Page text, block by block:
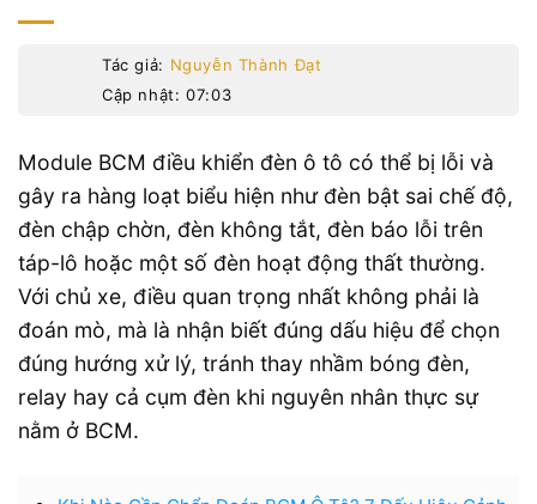
Tác giả: Nguyễn Thành Đạt
Cập nhật: 07:03
Module BCM điều khiển đèn ô tô có thể bị lỗi và
gây ra hàng loạt biểu hiện như đèn bật sai chế độ,
đèn chập chờn, đèn không tắt, đèn báo lỗi trên
táp-lô hoặc một số đèn hoạt động thất thường.
Với chủ xe, điều quan trọng nhất không phải là
đoán mò, mà là nhận biết đúng dấu hiệu để chọn
đúng hướng xử lý, tránh thay nhầm bóng đèn,
relay hay cả cụm đèn khi nguyên nhân thực sự
nằm ở BCM.